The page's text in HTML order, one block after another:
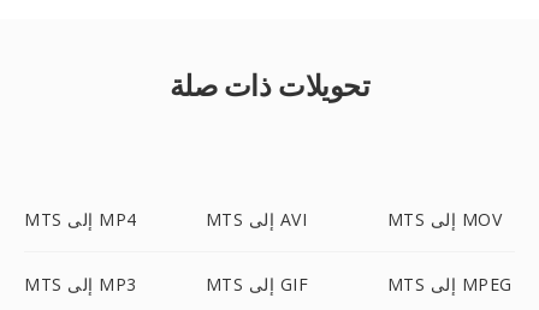
تحويلات ذات صلة
MTS إلى MP4 MTS إلى AVI MTS إلى MOV
MTS إلى MP3 MTS إلى GIF MTS إلى MPEG